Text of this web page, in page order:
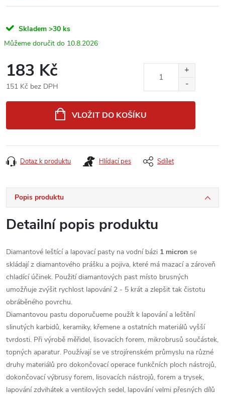
Skladem >30 ks
10.8.2026
183 Kč
151 Kč bez DPH
VLOŽIT DO KOŠÍKU
Dotaz k produktu Hlídací pes Sdílet
Popis produktu
Detailní popis produktu
Diamantové leštící a lapovací pasty na vodní bázi 1 micron se
skládají z diamantového prášku a pojiva, které má mazací a zároveň
chladící účinek. Použití diamantových past místo brusných
umožňuje zvýšit rychlost lapování 2 - 5 krát a zlepšit tak čistotu
obráběného povrchu.
Diamantovou pastu doporučueme použít k lapování a leštění
slinutých karbidů, keramiky, křemene a ostatních materiálů vyšší
tvrdosti. Při výrobě měřidel, lisovacích forem, mikrobrusů součástek,
topných aparatur. Používají se ve strojírenském průmyslu na různé
druhy materiálů pro dokončovací operace funkčních ploch nástrojů,
dokončovací výbrusy forem, lisovacích nástrojů, forem a trysek,
lapování zdvihátek a ventilových sedel, lapování velmi přesných dílů